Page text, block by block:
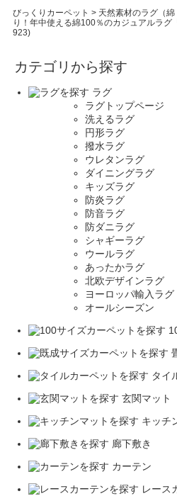
びっくりカーペット > 天然素材のラグ（綿
り！年中使える綿100％のカジュアルラ
923)
カテゴリから探す
ラグ
ラグトップページ
洗えるラグ
円形ラグ
撥水ラグ
ウレタンラグ
ダイニングラグ
キッズラグ
防炎ラグ
防音ラグ
防ダニラグ
シャギーラグ
ウールラグ
あったかラグ
北欧デザインラグ
ヨーロッパ輸入ラグ
オールシーズン
タイ
玄関マット
キッチ
廊下敷き
カーテン
レース